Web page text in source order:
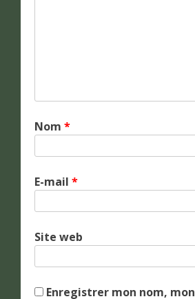
Nom *
E-mail *
Site web
Enregistrer mon nom,